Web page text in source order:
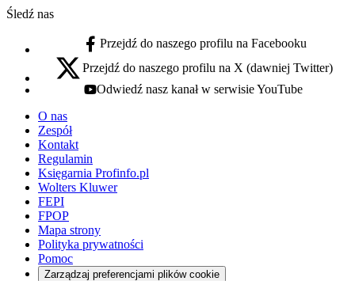
Śledź nas
facebook - otwiera się w nowej karcie
Przejdź do naszego profilu na Facebooku
x - otwiera się w nowej karcie
Przejdź do naszego profilu na X (dawniej Twitter)
youtube - otwiera się w nowej karcie
Odwiedź nasz kanał w serwisie YouTube
O nas
Zespół
Kontakt
Regulamin
Księgarnia Profinfo.pl
Wolters Kluwer
FEPI
FPOP
Mapa strony
Polityka prywatności
Pomoc
Zarządzaj preferencjami plików cookie